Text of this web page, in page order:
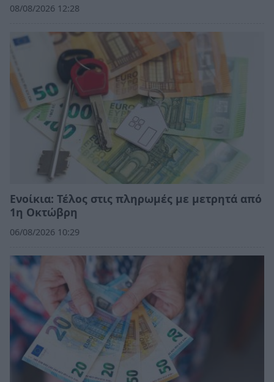
08/08/2026 12:28
Ενοίκια: Τέλος στις πληρωμές με μετρητά από
1η Οκτώβρη
06/08/2026 10:29